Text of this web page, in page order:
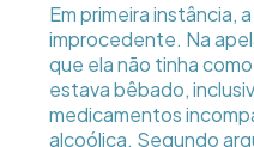
Em primeira instância,
improcedente. Na
que ela não tinha
estava bêbado,
medicamentos
alcoólica. Segundo